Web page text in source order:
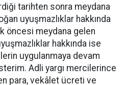
tarihten sonra meydana
uyuşmazlıklar hakkında
öncesi meydana gelen
hakkında ise
uygulanmaya devam
Adli yargı mercilerince
para, vekâlet ücreti ve